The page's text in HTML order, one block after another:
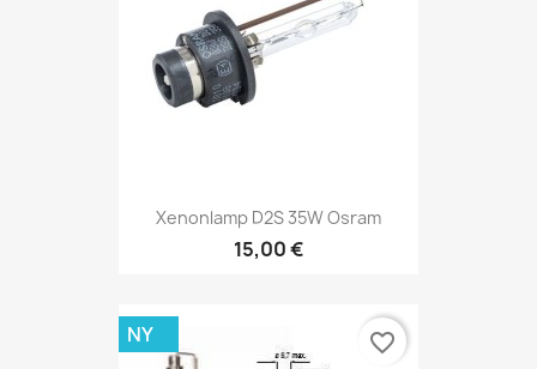
Xenonlamp D2S 35W Osram
15,00 €
NY favorite_border